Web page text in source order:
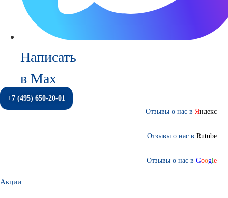
Написать
в Max
+7 (495) 650-20-01
Отзывы о нас в Яндекс
Отзывы о нас в Rutube
Отзывы о нас в Google
Акции